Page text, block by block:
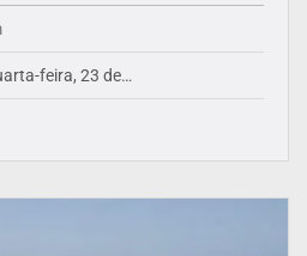
feira, 23 de…